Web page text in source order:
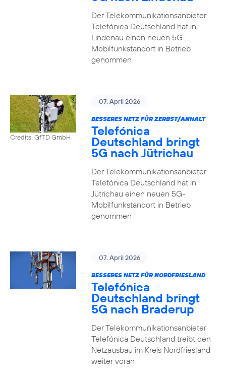
Der Telekommunikationsanbieter
Telefónica Deutschland hat in
Lindenau einen neuen 5G-
Mobilfunkstandort in Betrieb
genommen
Credits: GfTD GmbH
07. April 2026
BESSERES NETZ FÜR ZERBST/ANHALT
Telefónica
Deutschland bringt
5G nach Jütrichau
Der Telekommunikationsanbieter
Telefónica Deutschland hat in
Jütrichau einen neuen 5G-
Mobilfunkstandort in Betrieb
genommen
07. April 2026
BESSERES NETZ FÜR NORDFRIESLAND
Telefónica
Deutschland bringt
5G nach Braderup
Der Telekommunikationsanbieter
Telefónica Deutschland treibt den
Netzausbau im Kreis Nordfriesland
weiter voran